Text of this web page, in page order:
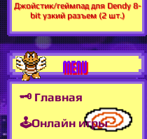
Джойстик/геймпад для Dendy 8-
bit узкий разъем (2 шт.)
MENU
🗝 Главная
🕹Онлайн игры